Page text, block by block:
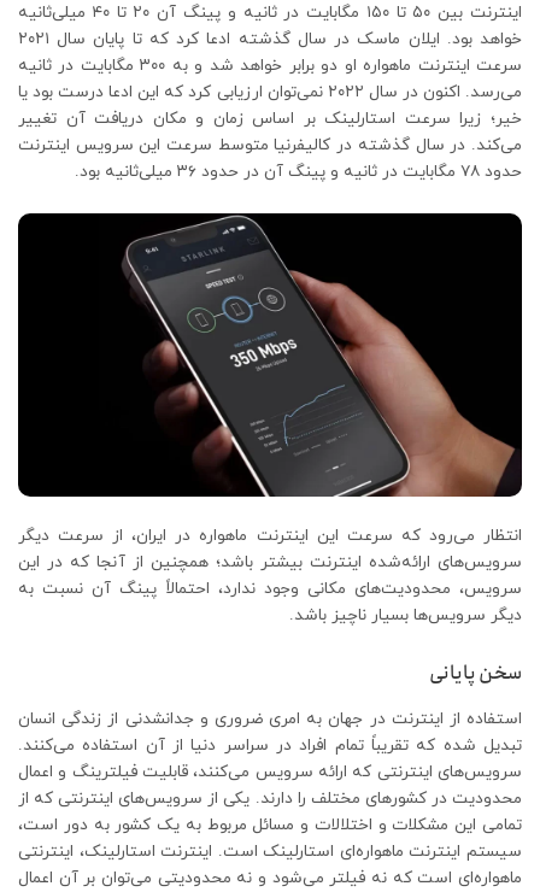
اینترنت بین ۵۰ تا ۱۵۰ مگابایت در ثانیه و پینگ آن ۲۰ تا ۴۰ میلی‌ثانیه
خواهد بود. ایلان ماسک در سال گذشته ادعا کرد که تا پایان سال ۲۰۲۱
سرعت اینترنت ماهواره او دو برابر خواهد شد و به ۳۰۰ مگابایت در ثانیه
می‌رسد. اکنون در سال ۲۰۲۲ نمی‌توان ارزیابی کرد که این ادعا درست بود یا
خیر؛ زیرا سرعت استارلینک بر اساس زمان و مکان دریافت آن تغییر
می‌کند. در سال گذشته در کالیفرنیا متوسط سرعت این سرویس اینترنت
حدود ۷۸ مگابایت در ثانیه و پینگ آن در حدود ۳۶ میلی‌ثانیه بود.
انتظار می‌رود که سرعت این اینترنت ماهواره در ایران، از سرعت دیگر
سرویس‌های ارائه‌شده اینترنت بیشتر باشد؛ همچنین از آنجا که در این
سرویس، محدودیت‌های مکانی وجود ندارد، احتمالاً پینگ آن نسبت به
دیگر سرویس‌ها بسیار ناچیز باشد.
سخن پایانی
استفاده از اینترنت در جهان به امری ضروری و جدانشدنی از زندگی انسان
تبدیل‌ شده که تقریباً تمام افراد در سراسر دنیا از آن استفاده می‌کنند.
سرویس‌های اینترنتی که ارائه سرویس می‌کنند، قابلیت فیلترینگ و اعمال
محدودیت در کشورهای مختلف را دارند. یکی از سرویس‌های اینترنتی که از
تمامی این مشکلات و اختلالات و مسائل مربوط به یک کشور به دور است،
سیستم اینترنت ماهواره‌ای استارلینک است. اینترنت استارلینک، اینترنتی
ماهواره‌ای است که نه فیلتر می‌شود و نه محدودیتی می‌توان بر آن اعمال